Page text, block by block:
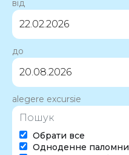
від
до
alegere excursie
Обрати все
Одноденне